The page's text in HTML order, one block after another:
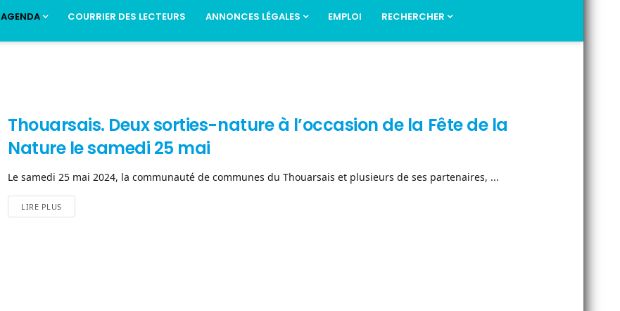
AGENDA COURRIER DES LECTEURS ANNONCES LÉGALES EMPLOI RECHERCHER
Thouarsais. Deux sorties-nature à l’occasion de la Fête de la
Nature le samedi 25 mai
Le samedi 25 mai 2024, la communauté de communes du Thouarsais et plusieurs de ses partenaires, ...
LIRE PLUS